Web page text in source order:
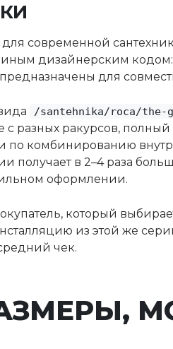
современной
дизайнерским кодом:
для
/santehnika/roca/the-
разных ракурсов,
по комбинированию
в 2–4 раза
оформлении.
который
из этой же
чек.